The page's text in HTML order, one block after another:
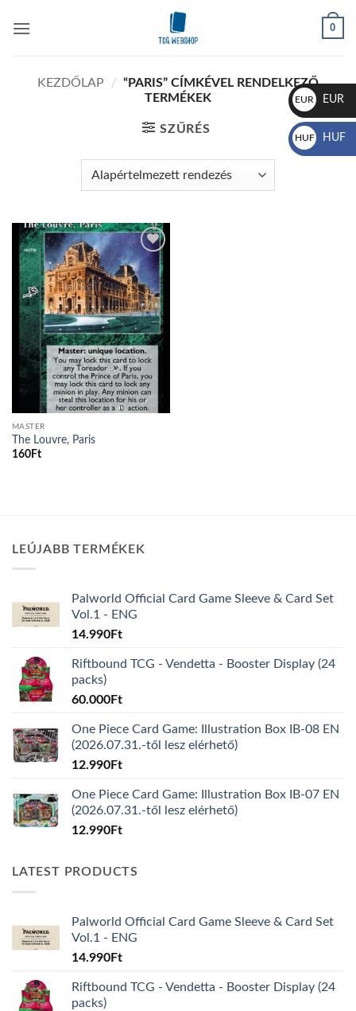
0
KEZDŐLAP / “PARIS” CÍMKÉVEL RENDELKEZŐ
TERMÉKEK
SZŰRÉS
Add to
wishlist
MASTER
The Louvre, Paris
160Ft
LEÚJABB TERMÉKEK
Palworld Official Card Game Sleeve & Card Set
Vol.1 - ENG
14.990Ft
Riftbound TCG - Vendetta - Booster Display (24
packs)
60.000Ft
One Piece Card Game: Illustration Box IB-08 EN
(2026.07.31.-től lesz elérhető)
12.990Ft
One Piece Card Game: Illustration Box IB-07 EN
(2026.07.31.-től lesz elérhető)
12.990Ft
LATEST PRODUCTS
Palworld Official Card Game Sleeve & Card Set
Vol.1 - ENG
14.990Ft
Riftbound TCG - Vendetta - Booster Display (24
packs)
EUR
€
EUR
HUF
Ft
HUF